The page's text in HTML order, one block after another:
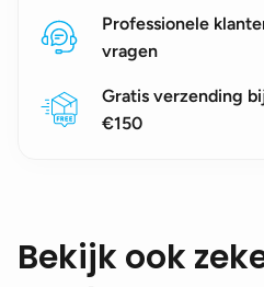
Professionele
vragen
Gratis verzending
€150
Bekijk ook